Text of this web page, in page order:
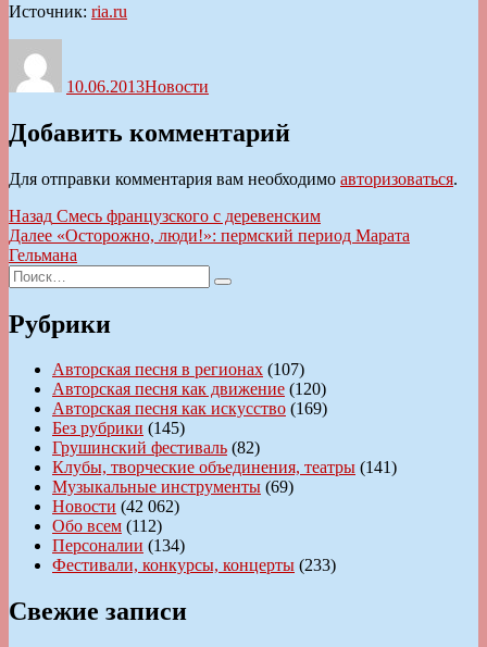
Источник: ria.ru
10.06.2013Новости
Добавить комментарий
Для отправки комментария вам необходимо авторизоваться.
Навигация
по
записям
Назад Предыдущая
запись:
Смесь французского с деревенским
Далее Следующая
запись:
«Осторожно, люди!»: пермский период Марата
Гельмана
Искать:
Поиск
Рубрики
Авторская песня в регионах (107)
Авторская песня как движение (120)
Авторская песня как искусство (169)
Без рубрики (145)
Грушинский фестиваль (82)
Клубы, творческие объединения, театры (141)
Музыкальные инструменты (69)
Новости (42 062)
Обо всем (112)
Персоналии (134)
Фестивали, конкурсы, концерты (233)
Свежие записи